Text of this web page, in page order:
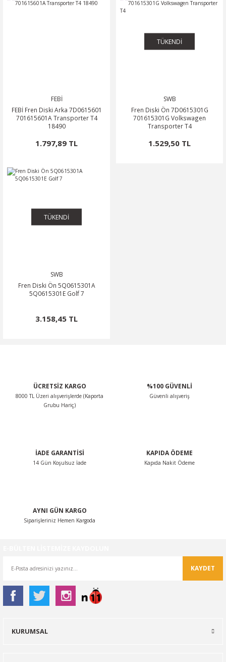
FEBİ
FEBİ Fren Diski Arka 7D0615601
701615601A Transporter T4
18490
1.797,89 TL
TÜKENDİ
SWB
Fren Diski Ön 7D0615301G
701615301G Volkswagen
Transporter T4
1.529,50 TL
TÜKENDİ
SWB
Fren Diski Ön 5Q0615301A
5Q0615301E Golf 7
3.158,45 TL
ÜCRETSİZ KARGO
8000 TL Üzeri alışverişlerde (Kaporta
Grubu Hariç)
%100 GÜVENLİ
Güvenli alışveriş
İADE GARANTİSİ
14 Gün Koşulsuz İade
KAPIDA ÖDEME
Kapıda Nakit Ödeme
AYNI GÜN KARGO
Siparişleriniz Hemen Kargoda
KAYDET
KURUMSAL